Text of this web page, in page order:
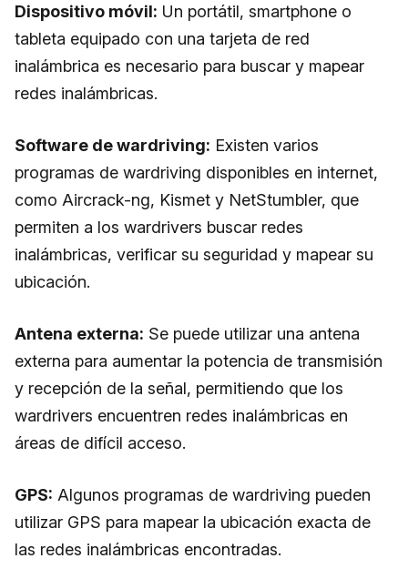
Dispositivo móvil: Un portátil, smartphone o
tableta equipado con una tarjeta de red
inalámbrica es necesario para buscar y mapear
redes inalámbricas.
Software de wardriving: Existen varios
programas de wardriving disponibles en internet,
como Aircrack-ng, Kismet y NetStumbler, que
permiten a los wardrivers buscar redes
inalámbricas, verificar su seguridad y mapear su
ubicación.
Antena externa: Se puede utilizar una antena
externa para aumentar la potencia de transmisión
y recepción de la señal, permitiendo que los
wardrivers encuentren redes inalámbricas en
áreas de difícil acceso.
GPS: Algunos programas de wardriving pueden
utilizar GPS para mapear la ubicación exacta de
las redes inalámbricas encontradas.